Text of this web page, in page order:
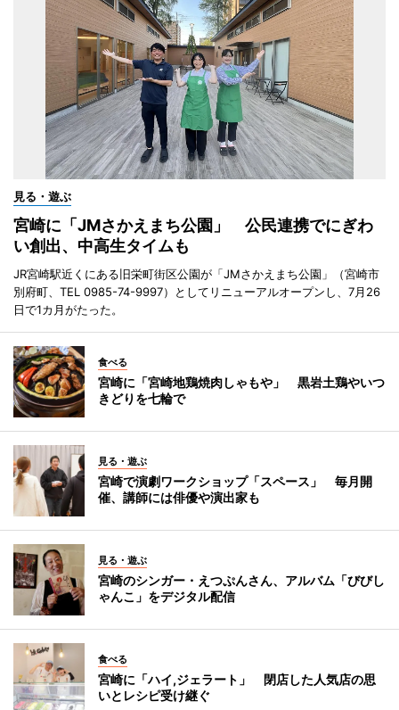
見る・遊ぶ
宮崎に「JMさかえまち公園」 公民連携でにぎわ
い創出、中高生タイムも
JR宮崎駅近くにある旧栄町街区公園が「JMさかえまち公園」（宮崎市
別府町、TEL 0985-74-9997）としてリニューアルオープンし、7月26
日で1カ月がたった。
食べる
宮崎に「宮崎地鶏焼肉しゃもや」 黒岩土鶏やいつ
きどりを七輪で
見る・遊ぶ
宮崎で演劇ワークショップ「スペース」 毎月開
催、講師には俳優や演出家も
見る・遊ぶ
宮崎のシンガー・えつぷんさん、アルバム「びびし
ゃんこ」をデジタル配信
食べる
宮崎に「ハイ,ジェラート」 閉店した人気店の思
いとレシピ受け継ぐ